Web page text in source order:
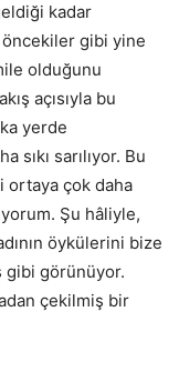
kadar
öncekiler gibi yine
olduğunu
açısıyla bu
yerde
sıkı sarılıyor. Bu
ortaya çok daha
Şu hâliyle,
öykülerini bize
gibi görünüyor.
çekilmiş bir